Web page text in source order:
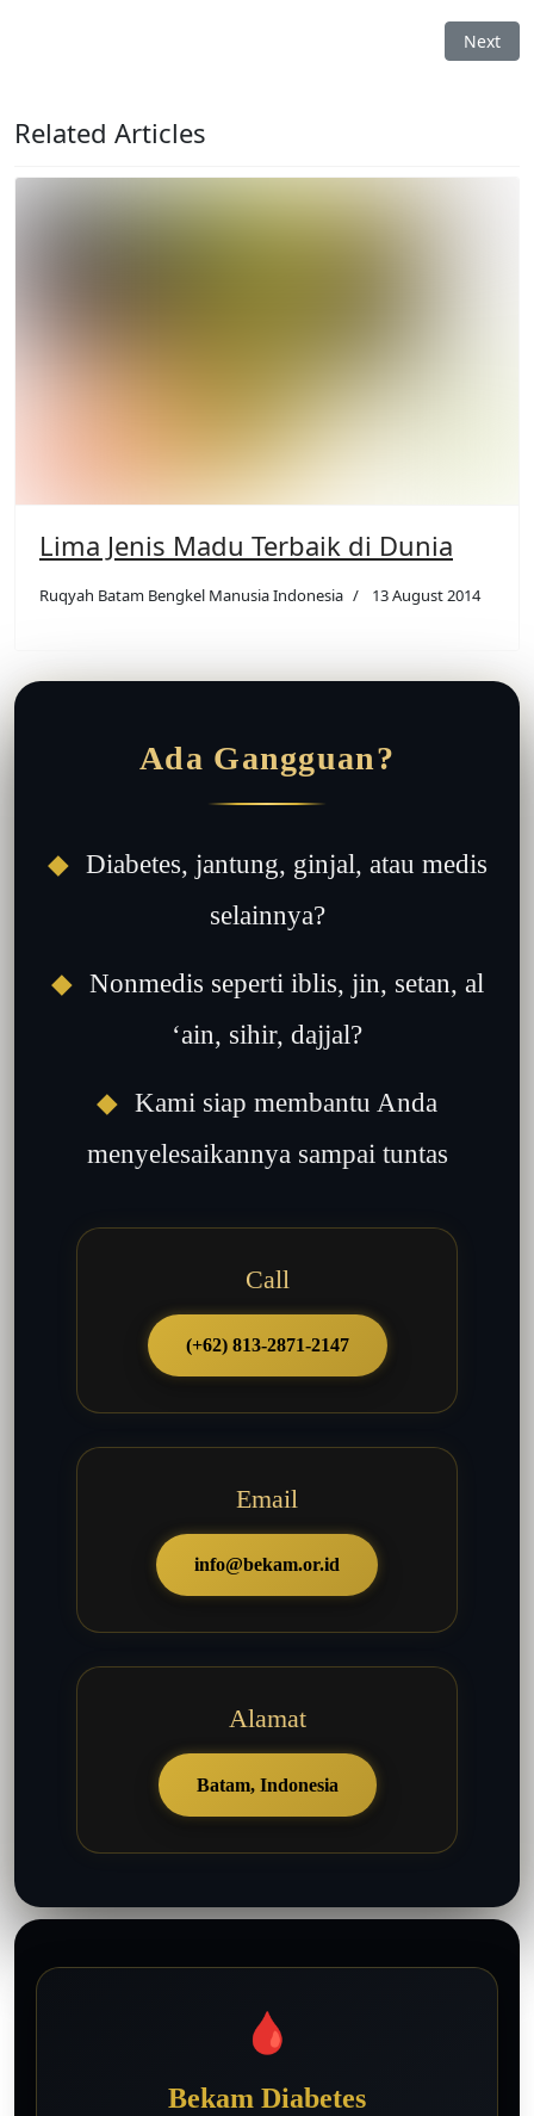
Next
Next
Related Articles
Lima Jenis Madu Terbaik di Dunia
Ruqyah Batam Bengkel Manusia Indonesia 13 August 2014
Ada Gangguan?
◆ Diabetes, jantung, ginjal, atau medis
selainnya?
◆ Nonmedis seperti iblis, jin, setan, al
‘ain, sihir, dajjal?
◆ Kami siap membantu Anda
menyelesaikannya sampai tuntas
Call
(+62) 813-2871-2147
Email
info@bekam.or.id
Alamat
Batam, Indonesia
🩸
Bekam Diabetes